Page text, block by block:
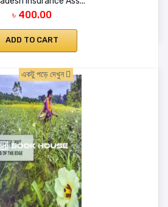
৳ 400.00
ADD TO CART
একটু পড়ে দেখুন